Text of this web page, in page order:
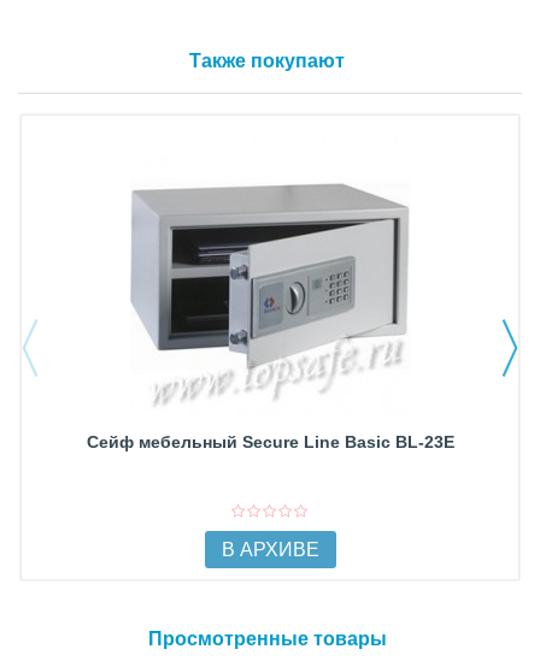
Также покупают
Сейф мебельный Secure Line Basic BL-23E
В АРХИВЕ
Просмотренные товары